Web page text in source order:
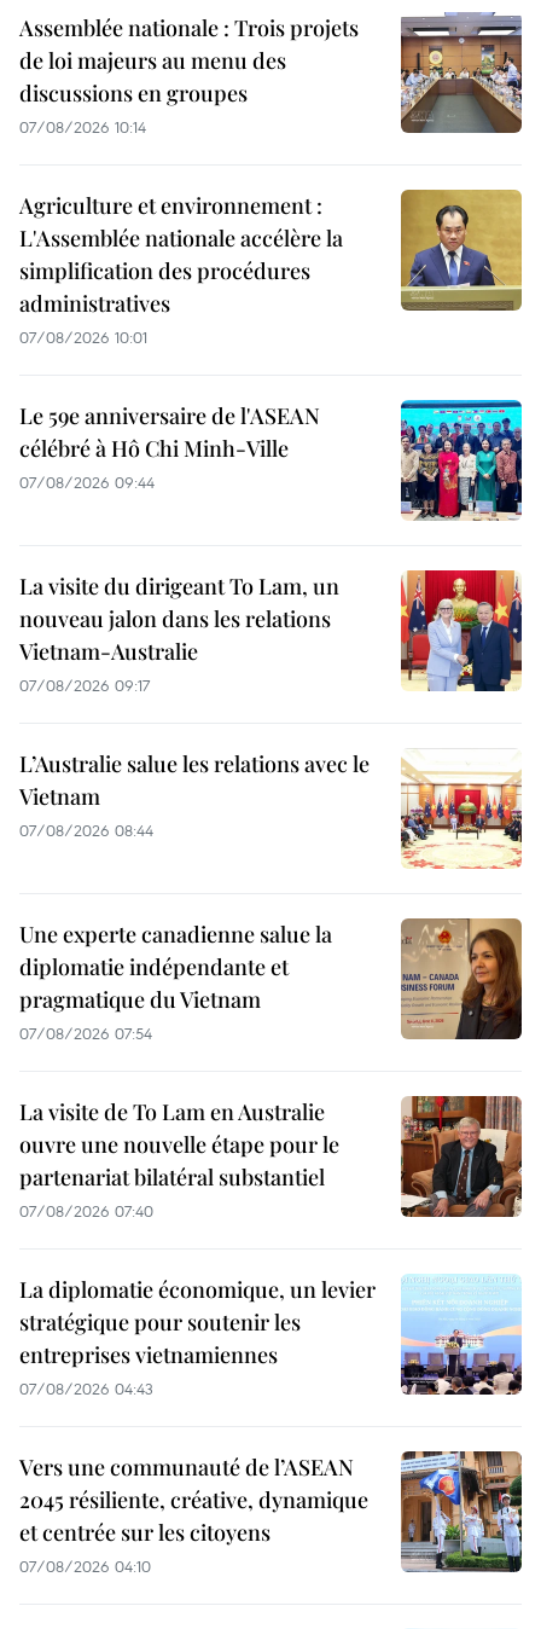
Assemblée nationale : Trois projets
de loi majeurs au menu des
discussions en groupes
07/08/2026 10:14
Agriculture et environnement :
L'Assemblée nationale accélère la
simplification des procédures
administratives
07/08/2026 10:01
Le 59e anniversaire de l'ASEAN
célébré à Hô Chi Minh-Ville
07/08/2026 09:44
La visite du dirigeant To Lam, un
nouveau jalon dans les relations
Vietnam-Australie
07/08/2026 09:17
L’Australie salue les relations avec le
Vietnam
07/08/2026 08:44
Une experte canadienne salue la
diplomatie indépendante et
pragmatique du Vietnam
07/08/2026 07:54
La visite de To Lam en Australie
ouvre une nouvelle étape pour le
partenariat bilatéral substantiel
07/08/2026 07:40
La diplomatie économique, un levier
stratégique pour soutenir les
entreprises vietnamiennes
07/08/2026 04:43
Vers une communauté de l’ASEAN
2045 résiliente, créative, dynamique
et centrée sur les citoyens
07/08/2026 04:10